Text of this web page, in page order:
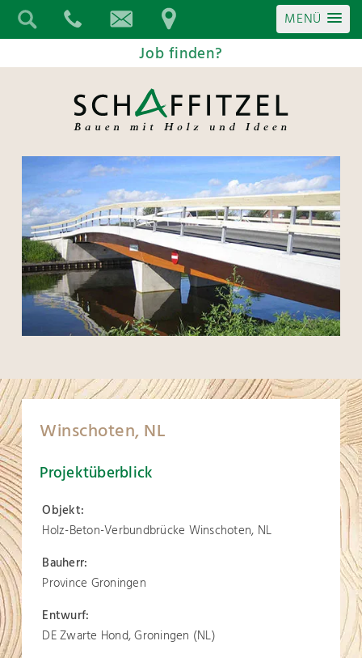
MENÜ
Job finden?
Winschoten, NL
Projektüberblick
Objekt:
Holz-Beton-Verbundbrücke Winschoten, NL
Bauherr:
Province Groningen
Entwurf:
DE Zwarte Hond, Groningen (NL)